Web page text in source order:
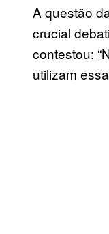
A questão
crucial
contestou:
utilizam